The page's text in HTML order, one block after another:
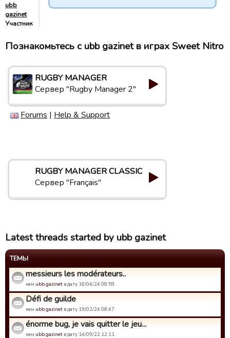
ubb
gazinet
Участник
Познакомьтесь с ubb gazinet в играх Sweet Nitro
RUGBY MANAGER
Сервер "Rugby Manager 2"
Forums | Help & Support
RUGBY MANAGER CLASSIC
Сервер "Français"
Latest threads started by ubb gazinet
ТЕМЫ
messieurs les modérateurs..
кем ubb gazinet в дату 16/04/24 08:59.
Défi de guilde
кем ubb gazinet в дату 19/02/24 08:47.
énorme bug, je vais quitter le jeu...
кем ubb gazinet в дату 14/09/22 12:11.